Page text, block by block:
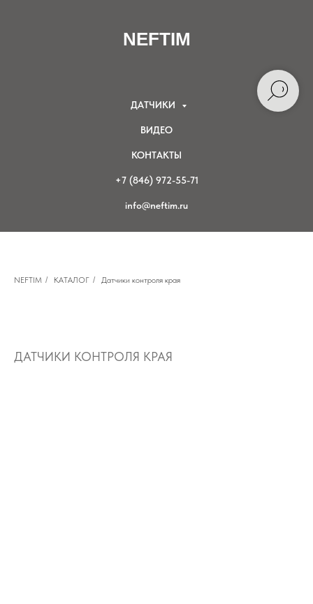
NEFTIM
ДАТЧИКИ
ВИДЕО
КОНТАКТЫ
+7 (846) 972-55-71
info@neftim.ru
NEFTIM / КАТАЛОГ / Датчики контроля края
ДАТЧИКИ КОНТРОЛЯ КРАЯ